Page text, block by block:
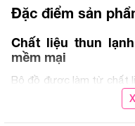
Đặc điểm sản
Chất liệu thun
mềm mại
Bộ đồ được làm từ chất
có độ co giãn nhẹ,